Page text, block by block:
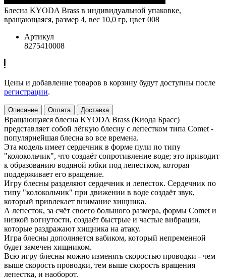
Блесна KYODA Brass в индивидуальной упаковке,
вращающаяся, размер 4, вес 10,0 гр, цвет 008
Артикул
8275410008
Цены и добавление товаров в корзину будут доступны после
регистрации.
Описание Оплата Доставка
Вращающаяся блесна KYODA Brass (Киода Брасс)
представляет собой лёгкую блесну с лепестком типа Comet -
популярнейшая блесна во все времена.
Эта модель имеет сердечник в форме пули по типу
"колокольчик", что создаёт сопротивление воде; это приводит
к образованию водяной юбки под лепестком, которая
поддерживает его вращение.
Игру блесны разделяют сердечник и лепесток. Сердечник по
типу "колокольчик" при движении в воде создаёт звук,
который привлекает внимание хищника.
А лепесток, за счёт своего большого размера, формы Comet и
низкой вогнутости, создаёт быстрые и частые вибрации,
которые раздражают хищника на атаку.
Игра блесны дополняется вабиком, который непременной
будет замечен хищником.
Всю игру блесны можно изменять скоростью проводки - чем
выше скорость проводки, тем выше скорость вращения
лепестка, и наоборот.